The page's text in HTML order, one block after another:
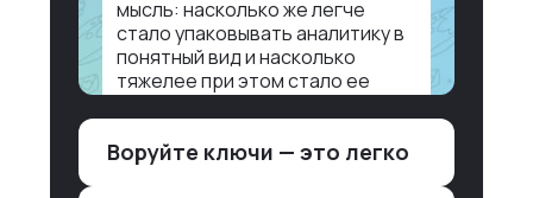
мысль: насколько же легче
стало упаковывать аналитику в
понятный вид и насколько
тяжелее при этом стало ее
Объясню в разрезе нашей
Воруйте ключи — это легко